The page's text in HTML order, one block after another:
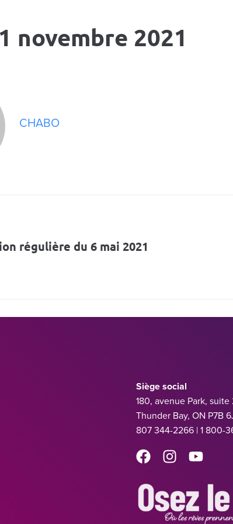
novembre 2021
CHABO
régulière du 6 mai 2021
Siège social
180, avenue Park, suite
Thunder Bay, ON P7B
807 344-2266 | 1 800-